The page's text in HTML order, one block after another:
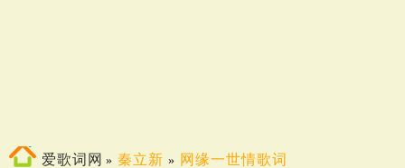
爱歌词网 » 秦立新 » 网缘一世情歌词